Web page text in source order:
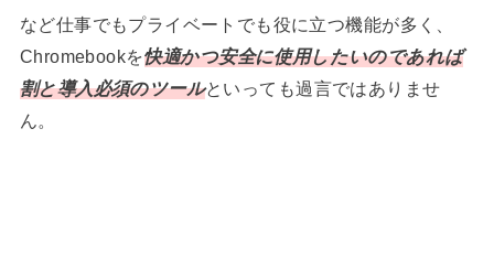
など仕事でもプライベートでも役に立つ機能が多く、
Chromebookを快適かつ安全に使用したいのであれば
割と導入必須のツールといっても過言ではありませ
ん。